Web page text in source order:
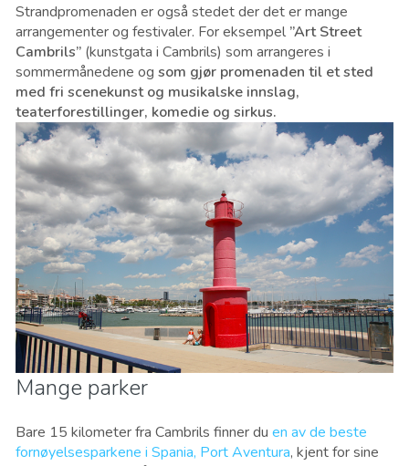
Strandpromenaden er også stedet der det er mange
arrangementer og festivaler. For eksempel ”Art Street
Cambrils” (kunstgata i Cambrils) som arrangeres i
sommermånedene og som gjør promenaden til et sted
med fri scenekunst og musikalske innslag,
teaterforestillinger, komedie og sirkus.
Mange parker
Bare 15 kilometer fra Cambrils finner du en av de beste
fornøyelsesparkene i Spania, Port Aventura, kjent for sine